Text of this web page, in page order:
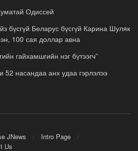
Одиссей
Беларус бүсгүй Карина Шуляк
100 сая доллар авна
гайхамшгийн нэг бүтээгч”
52 насандаа анх удаа гэрлэлээ
JNews
Intro Page
Us